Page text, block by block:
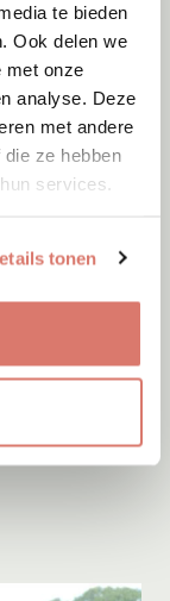
te bieden
Ook delen we
met onze
analyse. Deze
met andere
ze hebben
services.
tonen